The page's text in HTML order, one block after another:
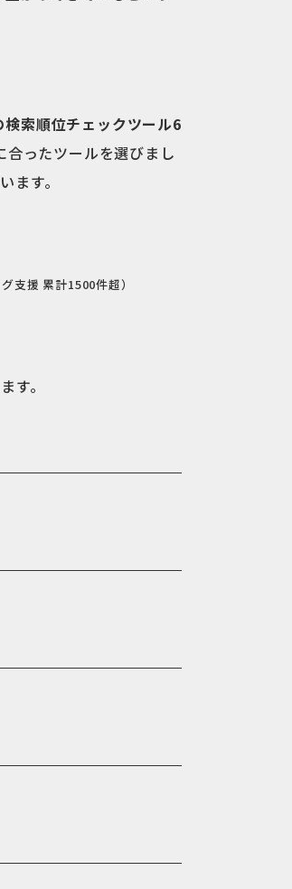
索順位チェックツール6
合ったツールを選びまし
ます。
支援 累計1500件超）
す。